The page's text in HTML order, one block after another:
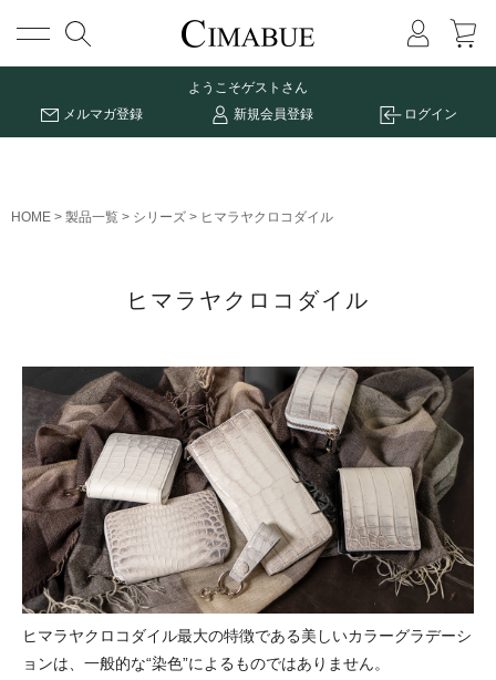
メニュー
ようこそゲストさん
メルマガ登録
新規会員登録 ログイン
HOME 製品一覧 シリーズ ヒマラヤクロコダイル
ヒマラヤクロコダイル
ヒマラヤクロコダイル最大の特徴である美しいカラーグラデーシ
ョンは、一般的な“染色”によるものではありません。